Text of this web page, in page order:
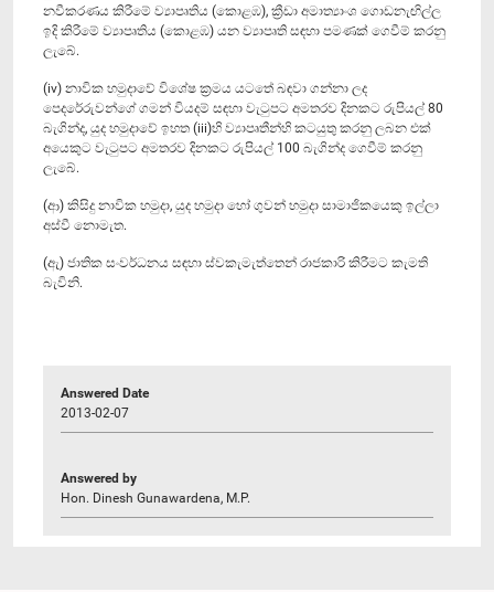
නවීකරණය කිරීමේ ව්‍යාපෘතිය (කොළඹ), ක්‍රීඩා අමාත්‍යාංශ ගොඩනැඟිල්ල
ඉදි කිරීමේ ව්‍යාපෘතිය (කොළඹ) යන ව්‍යාපෘති සඳහා පමණක් ගෙවීම් කරනු
ලැබේ.
(iv) නාවික හමුදාවේ විශේෂ ක්‍රමය යටතේ බඳවා ගන්නා ලද
පෙදරේරුවන්ගේ ‍ගමන් වියදම් සඳහා වැටුපට අමතරව දිනකට රුපියල් 80
බැගින්ද, යුද හමුදාවේ ඉහත (iii)හි ව්‍යාපෘතීන්හි කටයුතු කරනු ලබන එක්
අයෙකුට වැටුපට අමතරව දිනකට රුපියල් 100 බැගින්ද ගෙවීම් කරනු
ලැබේ.
(ආ) කිසිදු නාවික හමුදා, යුද හමුදා හෝ ගුවන් හමුදා සාමාජිකයෙකු ඉල්ලා
අස්වී නොමැත.
(ඇ) ජාතික සංවර්ධනය සඳහා ස්වකැමැත්තෙන් රාජකාරි කිරීමට කැමති
බැවිනි.
Answered Date
2013-02-07
Answered by
Hon. Dinesh Gunawardena, M.P.